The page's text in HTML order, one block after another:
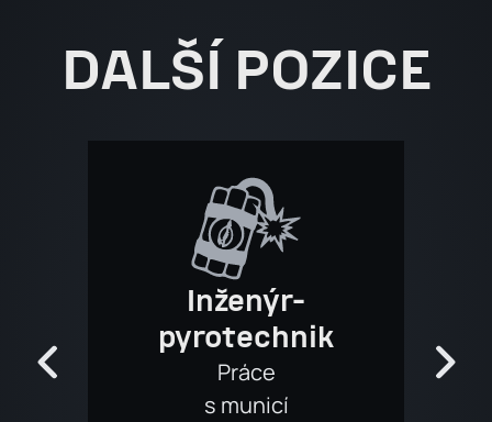
DALŠÍ POZICE
Inženýr-
pyrotechnik
Práce
s municí